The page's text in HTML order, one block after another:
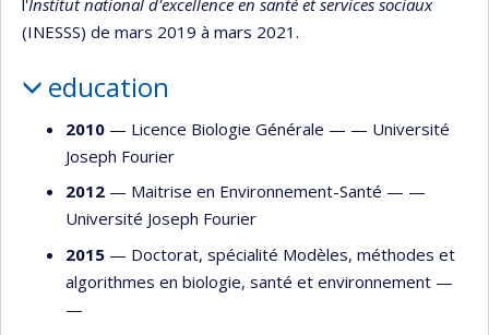
l'Institut national d'excellence en santé et services sociaux
(INESSS) de mars 2019 à mars 2021.
education
2010 — Licence Biologie Générale — — Université
Joseph Fourier
2012 — Maitrise en Environnement-Santé — —
Université Joseph Fourier
2015 — Doctorat, spécialité Modèles, méthodes et
algorithmes en biologie, santé et environnement —
—